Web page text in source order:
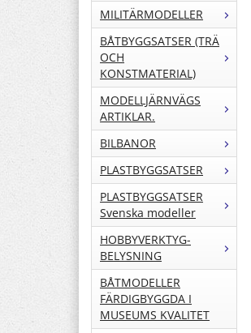
MILITÄRMODELLER
BÅTBYGGSATSER (TRÄ
OCH
KONSTMATERIAL)
MODELLJÄRNVÄGS
ARTIKLAR.
BILBANOR
PLASTBYGGSATSER
PLASTBYGGSATSER
Svenska modeller
HOBBYVERKTYG-
BELYSNING
BÅTMODELLER
FÄRDIGBYGGDA I
MUSEUMS KVALITET